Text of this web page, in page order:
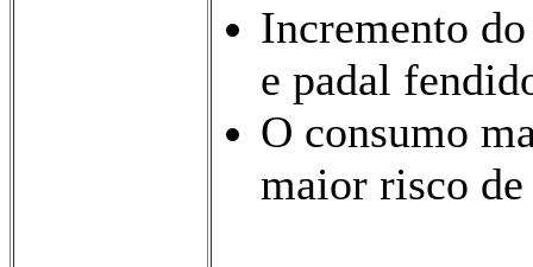
Incremento
e padal
O consumo
maior risco